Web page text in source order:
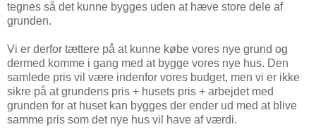
tegnes så det kunne bygges uden at hæve store dele af
grunden.
Vi er derfor tættere på at kunne købe vores nye grund og
dermed komme i gang med at bygge vores nye hus. Den
samlede pris vil være indenfor vores budget, men vi er ikke
sikre på at grundens pris + husets pris + arbejdet med
grunden for at huset kan bygges der ender ud med at blive
samme pris som det nye hus vil have af værdi.